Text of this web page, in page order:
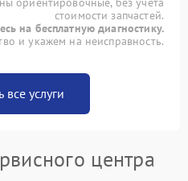
стоимости запчастей.
на бесплатную диагностику.
и укажем на неисправность.
все услуги
центра